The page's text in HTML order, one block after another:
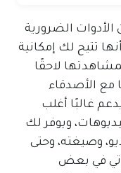
الضرورية
تتيح لك إمكانية
لاحقًا
مع الأصدقاء
غالبًا أغلب
ويوفر لك
وصيغته، وحتى
في بعض